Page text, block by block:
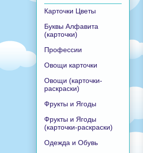
Карточки Цветы
Буквы Алфавита
(карточки)
Профессии
Овощи карточки
Овощи (карточки-
раскраски)
Фрукты и Ягоды
Фрукты и Ягоды
(карточки-раскраски)
Одежда и Обувь